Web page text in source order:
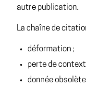
autre publication.
La chaîne de
déformation ;
perte de
donnée obsolète